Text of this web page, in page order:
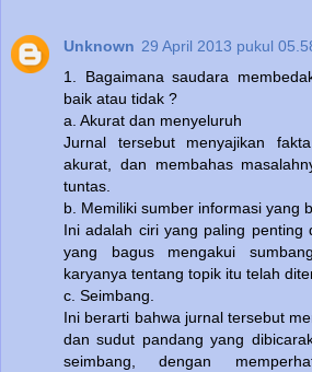
Unknown 29 April 2013 pukul
1. Bagaimana saudara
baik atau tidak ?
a. Akurat dan menyeluruh
Jurnal tersebut menyajikan
akurat, dan membahas
tuntas.
b. Memiliki sumber informasi yang
Ini adalah ciri yang paling penting
yang bagus mengakui
karyanya tentang topik itu telah
c. Seimbang.
Ini berarti bahwa jurnal tersebut
dan sudut pandang yang
seimbang, dengan